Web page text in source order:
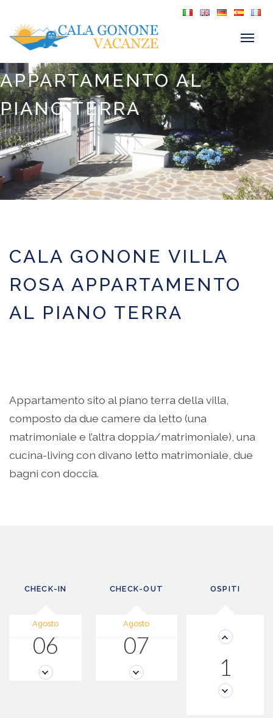
APPARTAMENTO AL
PIANO TERRA
CALA GONONE VILLA
ROSA APPARTAMENTO
AL PIANO TERRA
Appartamento sito al piano terra della villa,
composto da due camere da letto (una
matrimoniale e l’altra doppia/matrimoniale), una
cucina-living con divano letto matrimoniale, due
bagni con doccia.
CHECK-IN
Agosto
06
CHECK-OUT
Agosto
07
OSPITI
1